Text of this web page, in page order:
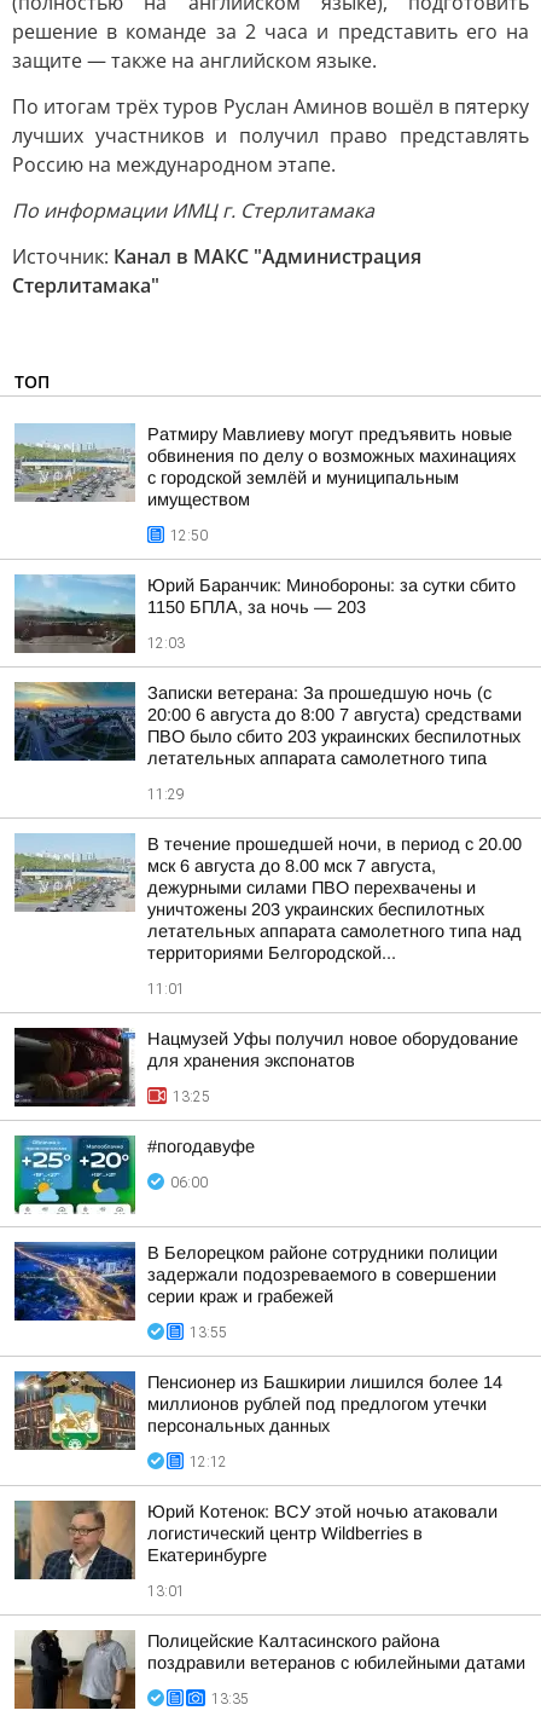
решение в команде за 2 часа и представить его на
защите — также на английском языке.
По итогам трёх туров Руслан Аминов вошёл в пятерку
лучших участников и получил право представлять
Россию на международном этапе.
По информации ИМЦ г. Стерлитамака
Источник: Канал в МАКС "Администрация
Стерлитамака"
ТОП
Ратмиру Мавлиеву могут предъявить новые
обвинения по делу о возможных махинациях
с городской землёй и муниципальным
имуществом
12:50
Юрий Баранчик: Минобороны: за сутки сбито
1150 БПЛА, за ночь — 203
12:03
Записки ветерана: За прошедшую ночь (с
20:00 6 августа до 8:00 7 августа) средствами
ПВО было сбито 203 украинских беспилотных
летательных аппарата самолетного типа
11:29
В течение прошедшей ночи, в период с 20.00
мск 6 августа до 8.00 мск 7 августа,
дежурными силами ПВО перехвачены и
уничтожены 203 украинских беспилотных
летательных аппарата самолетного типа над
территориями Белгородской...
11:01
Нацмузей Уфы получил новое оборудование
для хранения экспонатов
13:25
#погодавуфе
06:00
В Белорецком районе сотрудники полиции
задержали подозреваемого в совершении
серии краж и грабежей
13:55
Пенсионер из Башкирии лишился более 14
миллионов рублей под предлогом утечки
персональных данных
12:12
Юрий Котенок: ВСУ этой ночью атаковали
логистический центр Wildberries в
Екатеринбурге
13:01
Полицейские Калтасинского района
поздравили ветеранов с юбилейными датами
13:35